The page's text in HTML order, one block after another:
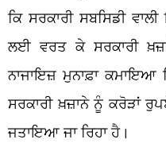
ਕਿ ਸਰਕਾਰੀ ਸਬਸਿਡੀ
ਲਈ ਵਰਤ ਕੇ ਸਰਕਾਰੀ
ਨਾਜਾਇਜ਼ ਮੁਨਾਫ਼ਾ
ਸਰਕਾਰੀ ਖ਼ਜ਼ਾਨੇ ਨੂੰ ਕਰੋੜਾਂ
ਜਤਾਇਆ ਜਾ ਰਿਹਾ ਹੈ।